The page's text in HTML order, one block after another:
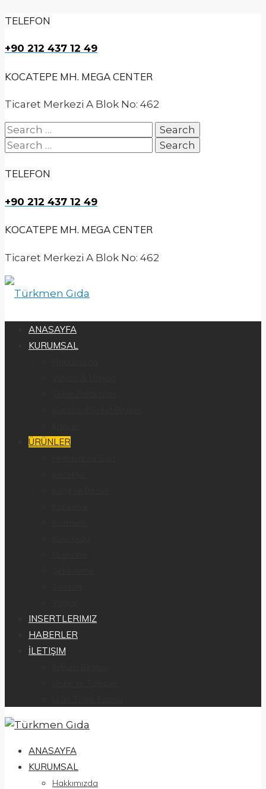
TELEFON
+90 212 437 12 49
KOCATEPE MH. MEGA CENTER
Ticaret Merkezi A Blok No: 462
Search
for:
Search
TELEFON
+90 212 437 12 49
KOCATEPE MH. MEGA CENTER
Ticaret Merkezi A Blok No: 462
ANASAYFA
KURUMSAL
ÜRÜNLER
INSERTLERIMIZ
HABERLER
İLETIŞIM
ANASAYFA
KURUMSAL
Hakkımızda